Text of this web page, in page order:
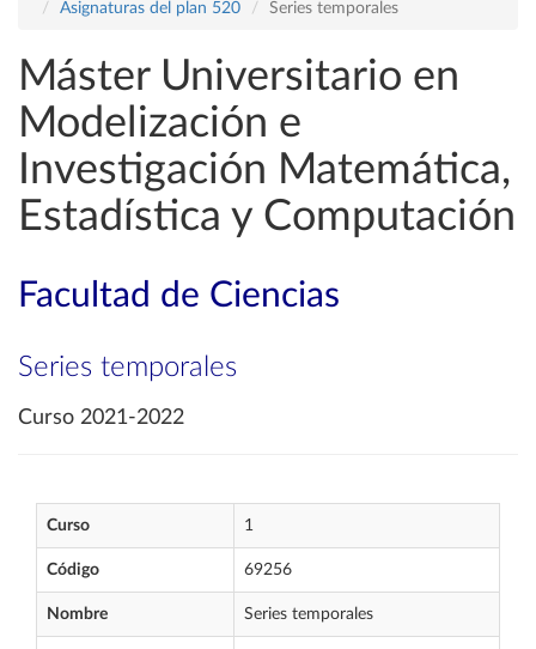
Asignaturas del plan 520
Series temporales
Máster Universitario en
Modelización e
Investigación Matemática,
Estadística y Computación
Facultad de Ciencias
Series temporales
Curso 2021-2022
Curso 1
Código 69256
Nombre Series temporales